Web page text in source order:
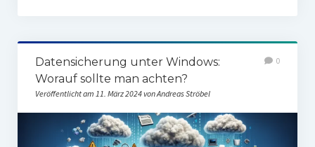
Datensicherung unter Windows:
Worauf sollte man achten?
Veröffentlicht am 11. März 2024 von Andreas Ströbel
0